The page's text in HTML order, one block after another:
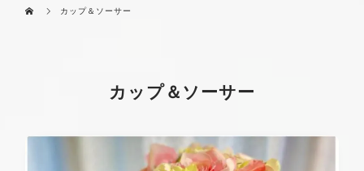
カップ＆ソーサー
カップ＆ソーサー